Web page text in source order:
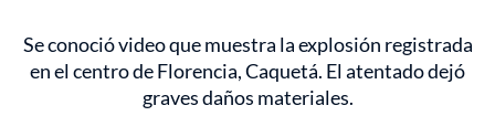
Se conoció video que muestra la explosión registrada
en el centro de Florencia, Caquetá. El atentado dejó
graves daños materiales.